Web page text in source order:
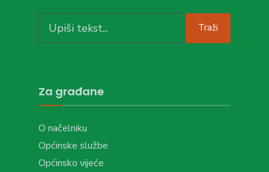
for:
Traži
Za građane
O načelniku
Općinske službe
Općinsko vijeće